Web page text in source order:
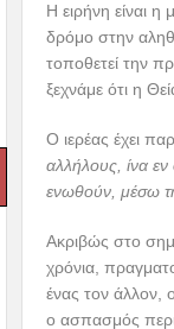
Η ειρήνη είναι
δρόμο στην
τοποθετεί την
ξεχνάμε ότι η
Ο ιερέας έχει
αλλήλους, ίνα
ενωθούν, μέσω
Ακριβώς στο
χρόνια,
ένας τον άλλον,
ο ασπασμός